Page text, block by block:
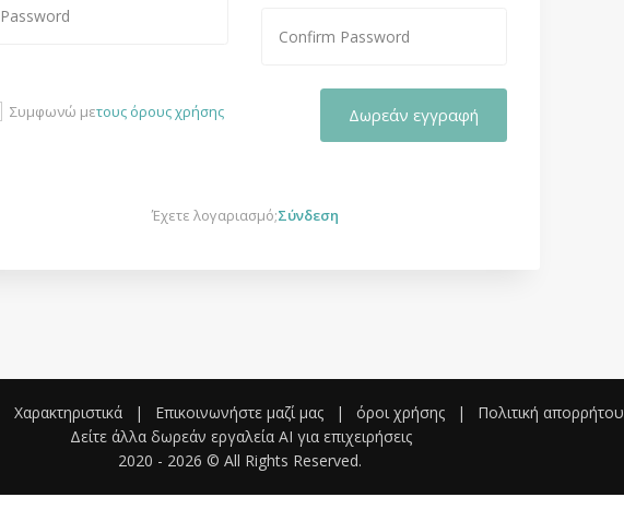
Συμφωνώ μετους όρους χρήσης Δωρεάν εγγραφή
Έχετε λογαριασμό;Σύνδεση
Χαρακτηριστικά | Επικοινωνήστε μαζί μας | όροι χρήσης | Πολιτική απορρήτου
Δείτε άλλα δωρεάν εργαλεία AI για επιχειρήσεις
2020 - 2026 © All Rights Reserved.